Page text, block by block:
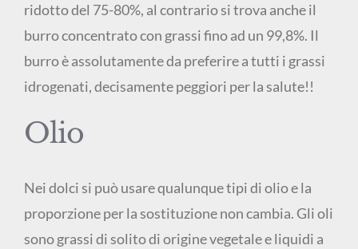
ridotto del 75-80%, al contrario si trova anche il
burro concentrato con grassi fino ad un 99,8%. Il
burro è assolutamente da preferire a tutti i grassi
idrogenati, decisamente peggiori per la salute!!
Olio
Nei dolci si può usare qualunque tipi di olio e la
proporzione per la sostituzione non cambia. Gli oli
sono grassi di solito di origine vegetale e liquidi a